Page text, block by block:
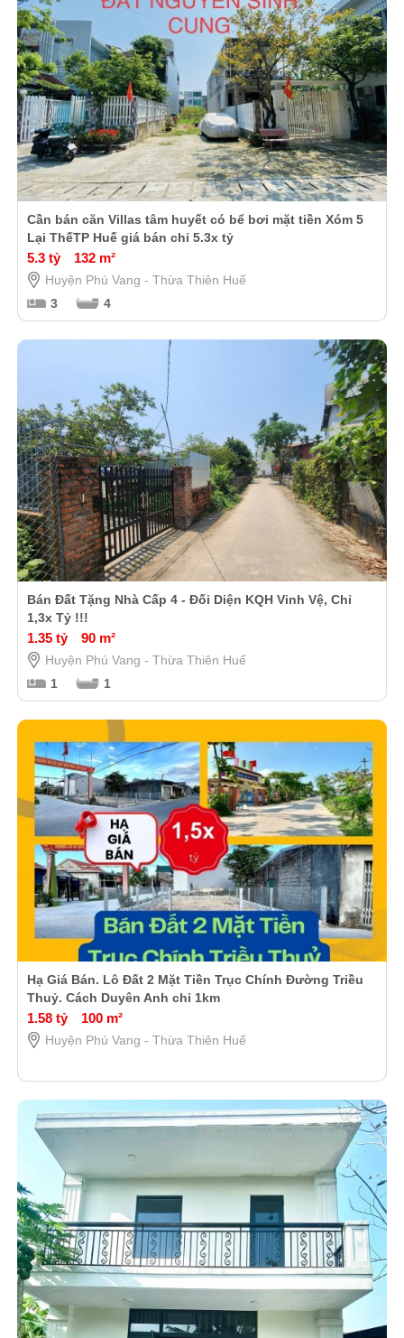
Cần bán căn Villas tâm huyết có bể bơi mặt tiền Xóm 5
Lại ThếTP Huế giá bán chỉ 5.3x tỷ
5.3 tỷ 132 m²
Huyện Phú Vang - Thừa Thiên Huế
3
4
Bán Đất Tặng Nhà Cấp 4 - Đối Diện KQH Vinh Vệ, Chỉ
1,3x Tỷ !!!
1.35 tỷ 90 m²
Huyện Phú Vang - Thừa Thiên Huế
1
1
Hạ Giá Bán. Lô Đất 2 Mặt Tiền Trục Chính Đường Triều
Thuỷ. Cách Duyên Anh chỉ 1km
1.58 tỷ 100 m²
Huyện Phú Vang - Thừa Thiên Huế